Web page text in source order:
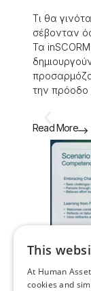
Τι θα
σέβονταν
Τα
την πρόοδο
Read More
This
At Human
cookies and